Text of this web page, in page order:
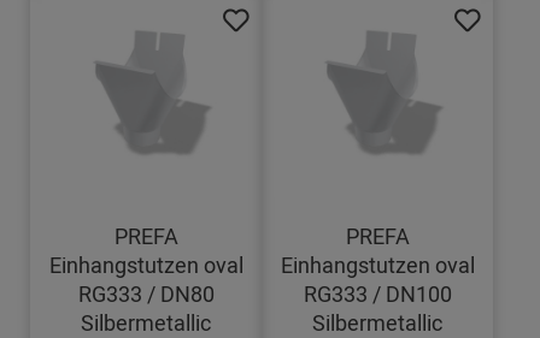
PREFA
Einhangstutzen oval
RG333 / DN80
Silbermetallic
PREFA
Einhangstutzen oval
RG333 / DN100
Silbermetallic